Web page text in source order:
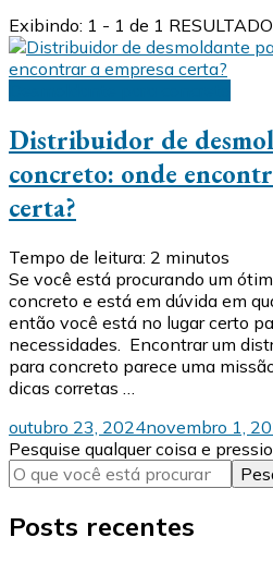
Exibindo: 1 - 1 de 1
Distribuidor de
concreto: onde
certa?
Tempo de leitura: 2 minutos
Se você está procurando um
concreto e está em dúvida em
então você está no lugar certo
necessidades. Encontrar um
para concreto parece uma
dicas corretas …
outubro 23, 2024novembro 1,
Procurando
algo?
Pesquise qualquer coisa e
Posts recentes